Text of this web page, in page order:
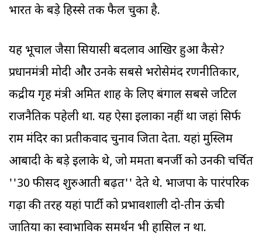
भारत के बड़े हिस्से तक फैल चुका है.
यह भूचाल जैसा सियासी बदलाव आखिर हुआ कैसे?
प्रधानमंत्री मोदी और उनके सबसे भरोसेमंद रणनीतिकार,
केंद्रीय गृह मंत्री अमित शाह के लिए बंगाल सबसे जटिल
राजनैतिक पहेली था. यह ऐसा इलाका नहीं था जहां सिर्फ
राम मंदिर का प्रतीकवाद चुनाव जिता देता. यहां मुस्लिम
आबादी के बड़े इलाके थे, जो ममता बनर्जी को उनकी चर्चित
''30 फीसद शुरुआती बढ़त'' देते थे. भाजपा के पारंपरिक
गढ़ों की तरह यहां पार्टी को प्रभावशाली दो-तीन ऊंची
जातियों का स्वाभाविक समर्थन भी हासिल न था.